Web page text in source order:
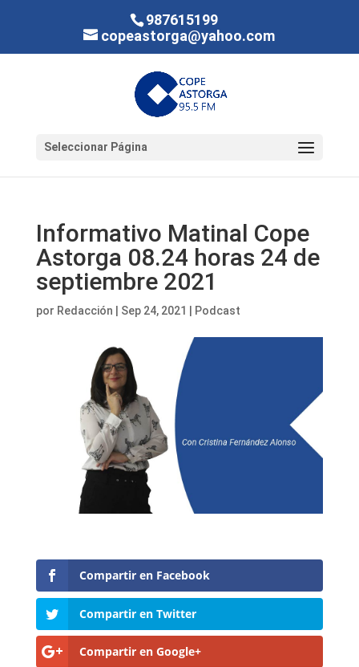
987615199
copeastorga@yahoo.com
Seleccionar Página
Informativo Matinal Cope
Astorga 08.24 horas 24 de
septiembre 2021
por Redacción Sep 24, 2021 Podcast
Compartir en Facebook
Compartir en Twitter
Compartir en Google+